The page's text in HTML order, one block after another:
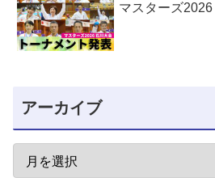
マスターズ
アーカイブ